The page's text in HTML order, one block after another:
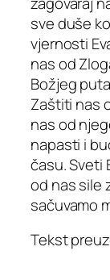
sve duše
vjernosti
nas od
Božjeg
Zaštiti nas
nas od
napasti i
času. Sveti
od nas sile
sačuvamo
Tekst